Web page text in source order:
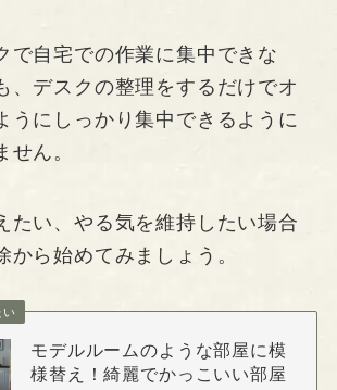
で自宅での作業に集中できな
、デスクの整理をするだけでオ
うにしっかり集中できるように
せん。
たい、やる気を維持したい場合
から始めてみましょう。
い
モデルルームのような部屋に模
様替え！綺麗でかっこいい部屋